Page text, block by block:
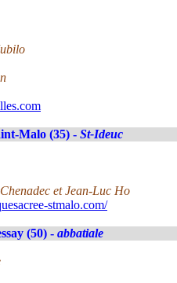
Malo (35) - St-Ideuc
et Jean-Luc Ho
stmalo.com/
(50) - abbatiale